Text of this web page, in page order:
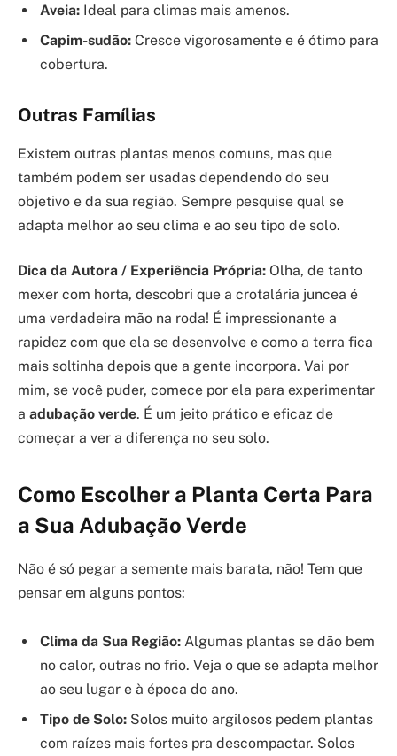
Aveia: Ideal para climas mais amenos.
Capim-sudão: Cresce vigorosamente e é ótimo para
cobertura.
Outras Famílias
Existem outras plantas menos comuns, mas que
também podem ser usadas dependendo do seu
objetivo e da sua região. Sempre pesquise qual se
adapta melhor ao seu clima e ao seu tipo de solo.
Dica da Autora / Experiência Própria: Olha, de tanto
mexer com horta, descobri que a crotalária juncea é
uma verdadeira mão na roda! É impressionante a
rapidez com que ela se desenvolve e como a terra fica
mais soltinha depois que a gente incorpora. Vai por
mim, se você puder, comece por ela para experimentar
a adubação verde. É um jeito prático e eficaz de
começar a ver a diferença no seu solo.
Como Escolher a Planta Certa Para
a Sua Adubação Verde
Não é só pegar a semente mais barata, não! Tem que
pensar em alguns pontos:
Clima da Sua Região: Algumas plantas se dão bem
no calor, outras no frio. Veja o que se adapta melhor
ao seu lugar e à época do ano.
Tipo de Solo: Solos muito argilosos pedem plantas
com raízes mais fortes pra descompactar. Solos